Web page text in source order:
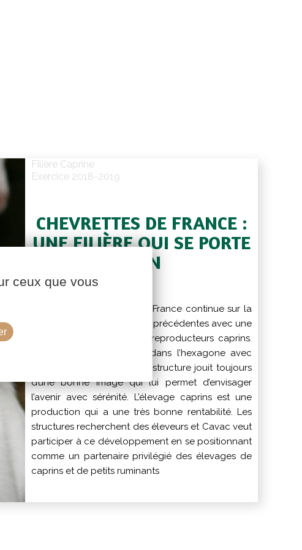
Filière Caprine
Exercice 2018-2019
CHEVRETTES DE FRANCE :
UNE FILIÈRE QUI SE PORTE
BIEN
La structure Chevrettes de France continue sur la
même ligne que les années précédentes avec une
forte demande de jeunes reproducteurs caprins.
Le marché se concentre dans l’hexagone avec
très peu d’exportations. La structure jouit toujours
d’une bonne image qui lui permet d’envisager
l’avenir avec sérénité. L’élevage caprins est une
production qui a une très bonne rentabilité. Les
structures recherchent des éleveurs et Cavac veut
participer à ce développement en se positionnant
comme un partenaire privilégié des élevages de
caprins et de petits ruminants
ceux que vous